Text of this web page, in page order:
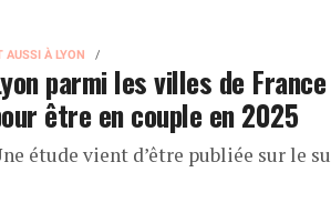
AUSSI À LYON
parmi les villes de
être en couple en 2025
étude vient d’être publiée sur le